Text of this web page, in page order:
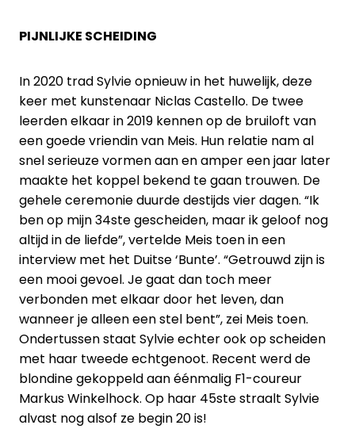
PIJNLIJKE SCHEIDING
In 2020 trad Sylvie opnieuw in het huwelijk, deze
keer met kunstenaar Niclas Castello. De twee
leerden elkaar in 2019 kennen op de bruiloft van
een goede vriendin van Meis. Hun relatie nam al
snel serieuze vormen aan en amper een jaar later
maakte het koppel bekend te gaan trouwen. De
gehele ceremonie duurde destijds vier dagen. “Ik
ben op mijn 34ste gescheiden, maar ik geloof nog
altijd in de liefde”, vertelde Meis toen in een
interview met het Duitse ‘Bunte’. “Getrouwd zijn is
een mooi gevoel. Je gaat dan toch meer
verbonden met elkaar door het leven, dan
wanneer je alleen een stel bent”, zei Meis toen.
Ondertussen staat Sylvie echter ook op scheiden
met haar tweede echtgenoot. Recent werd de
blondine gekoppeld aan éénmalig F1-coureur
Markus Winkelhock. Op haar 45ste straalt Sylvie
alvast nog alsof ze begin 20 is!